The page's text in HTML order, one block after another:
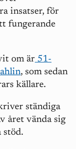
insatser, för
fungerande
om är 51-
, som sedan
källare.
ständiga
året vända sig
stöd.